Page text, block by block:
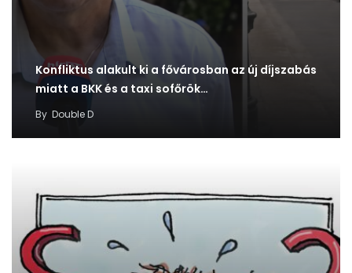
Konfliktus alakult ki a fővárosban az új díjszabás
miatt a BKK és a taxi sofőrök…
By Double D